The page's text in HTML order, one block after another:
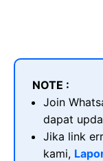
NOTE :
Join
dapat
Jika link
kami,